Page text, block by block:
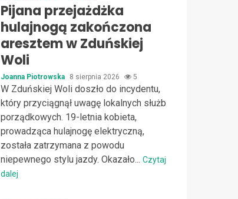
Pijana przejażdżka
hulajnogą zakończona
aresztem w Zduńskiej
Woli
Joanna Piotrowska 8 sierpnia 2026 5
W Zduńskiej Woli doszło do incydentu,
który przyciągnął uwagę lokalnych służb
porządkowych. 19-letnia kobieta,
prowadząca hulajnogę elektryczną,
została zatrzymana z powodu
niepewnego stylu jazdy. Okazało... Czytaj
dalej